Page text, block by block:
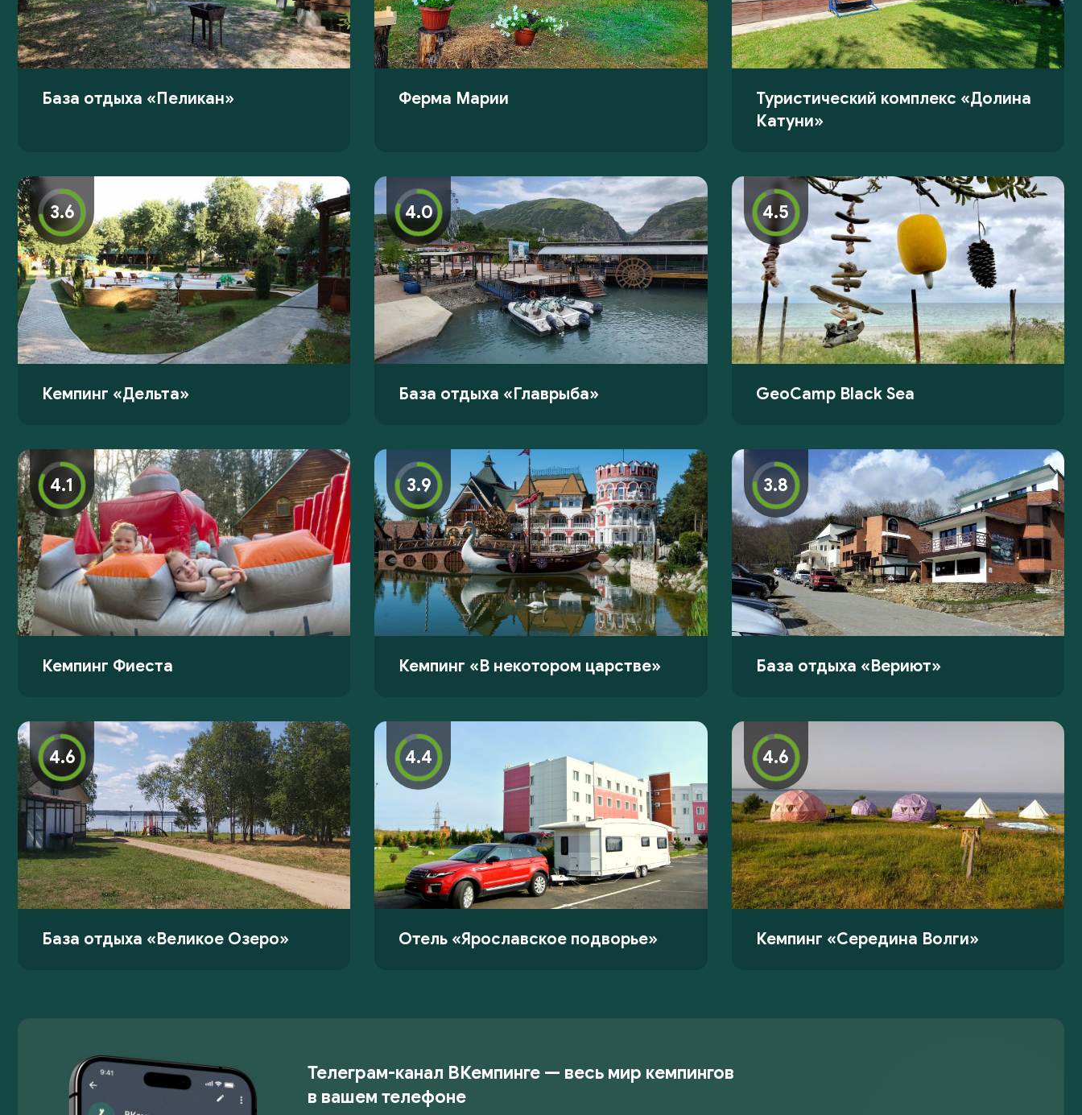
База отдыха «Пеликан» Ферма Марии
Туристический комплекс «Долина
Катуни»
3.6
Кемпинг «Дельта»
4.0
База отдыха «Главрыба»
4.5
GeoCamp Black Sea
4.1
Кемпинг Фиеста
3.9
Кемпинг «В некотором царстве»
3.8
База отдыха «Вериют»
4.6
База отдыха «Великое Озеро»
4.4
Отель «Ярославское подворье»
4.6
Кемпинг «Середина Волги»
Телеграм-канал ВКемпинге — весь мир кемпингов
в вашем телефоне